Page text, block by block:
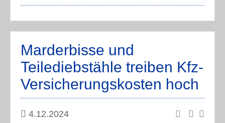
Marderbisse und
Teilediebstähle treiben Kfz-
Versicherungskosten hoch
4.12.2024